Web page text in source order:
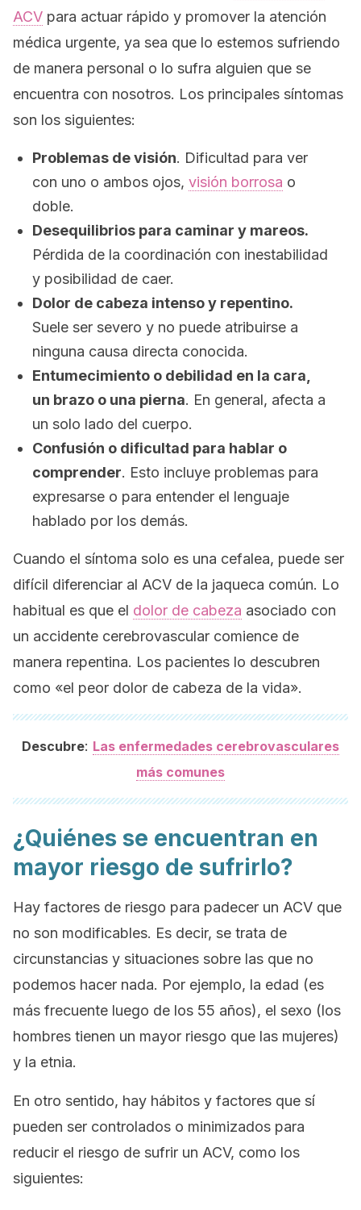
ACV para actuar rápido y promover la atención
médica urgente, ya sea que lo estemos sufriendo
de manera personal o lo sufra alguien que se
encuentra con nosotros. Los principales síntomas
son los siguientes:
Problemas de visión. Dificultad para ver
con uno o ambos ojos, visión borrosa o
doble.
Desequilibrios para caminar y mareos.
Pérdida de la coordinación con inestabilidad
y posibilidad de caer.
Dolor de cabeza intenso y repentino.
Suele ser severo y no puede atribuirse a
ninguna causa directa conocida.
Entumecimiento o debilidad en la cara,
un brazo o una pierna. En general, afecta a
un solo lado del cuerpo.
Confusión o dificultad para hablar o
comprender. Esto incluye problemas para
expresarse o para entender el lenguaje
hablado por los demás.
Cuando el síntoma solo es una cefalea, puede ser
difícil diferenciar al ACV de la jaqueca común. Lo
habitual es que el dolor de cabeza asociado con
un accidente cerebrovascular comience de
manera repentina. Los pacientes lo descubren
como «el peor dolor de cabeza de la vida».
Descubre: Las enfermedades cerebrovasculares
más comunes
¿Quiénes se encuentran en
mayor riesgo de sufrirlo?
Hay factores de riesgo para padecer un ACV que
no son modificables. Es decir, se trata de
circunstancias y situaciones sobre las que no
podemos hacer nada. Por ejemplo, la edad (es
más frecuente luego de los 55 años), el sexo (los
hombres tienen un mayor riesgo que las mujeres)
y la etnia.
En otro sentido, hay hábitos y factores que sí
pueden ser controlados o minimizados para
reducir el riesgo de sufrir un ACV, como los
siguientes: